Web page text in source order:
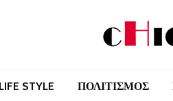
LIFE STYLE ΠΟΛΙΤΙΣΜΟΣ